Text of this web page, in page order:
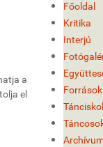
a
el
Főoldal
Kritika
Interjú
Források